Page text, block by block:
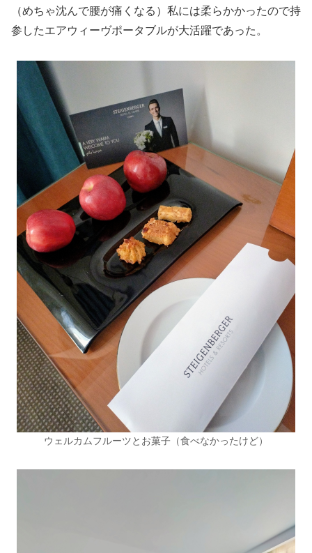
（めちゃ沈んで腰が痛くなる）私には柔らかかったので持
参したエアウィーヴポータブルが大活躍であった。
ウェルカムフルーツとお菓子（食べなかったけど）